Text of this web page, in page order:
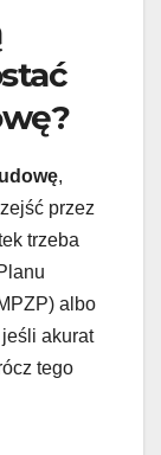
,
przez
trzeba
albo
akurat
tego